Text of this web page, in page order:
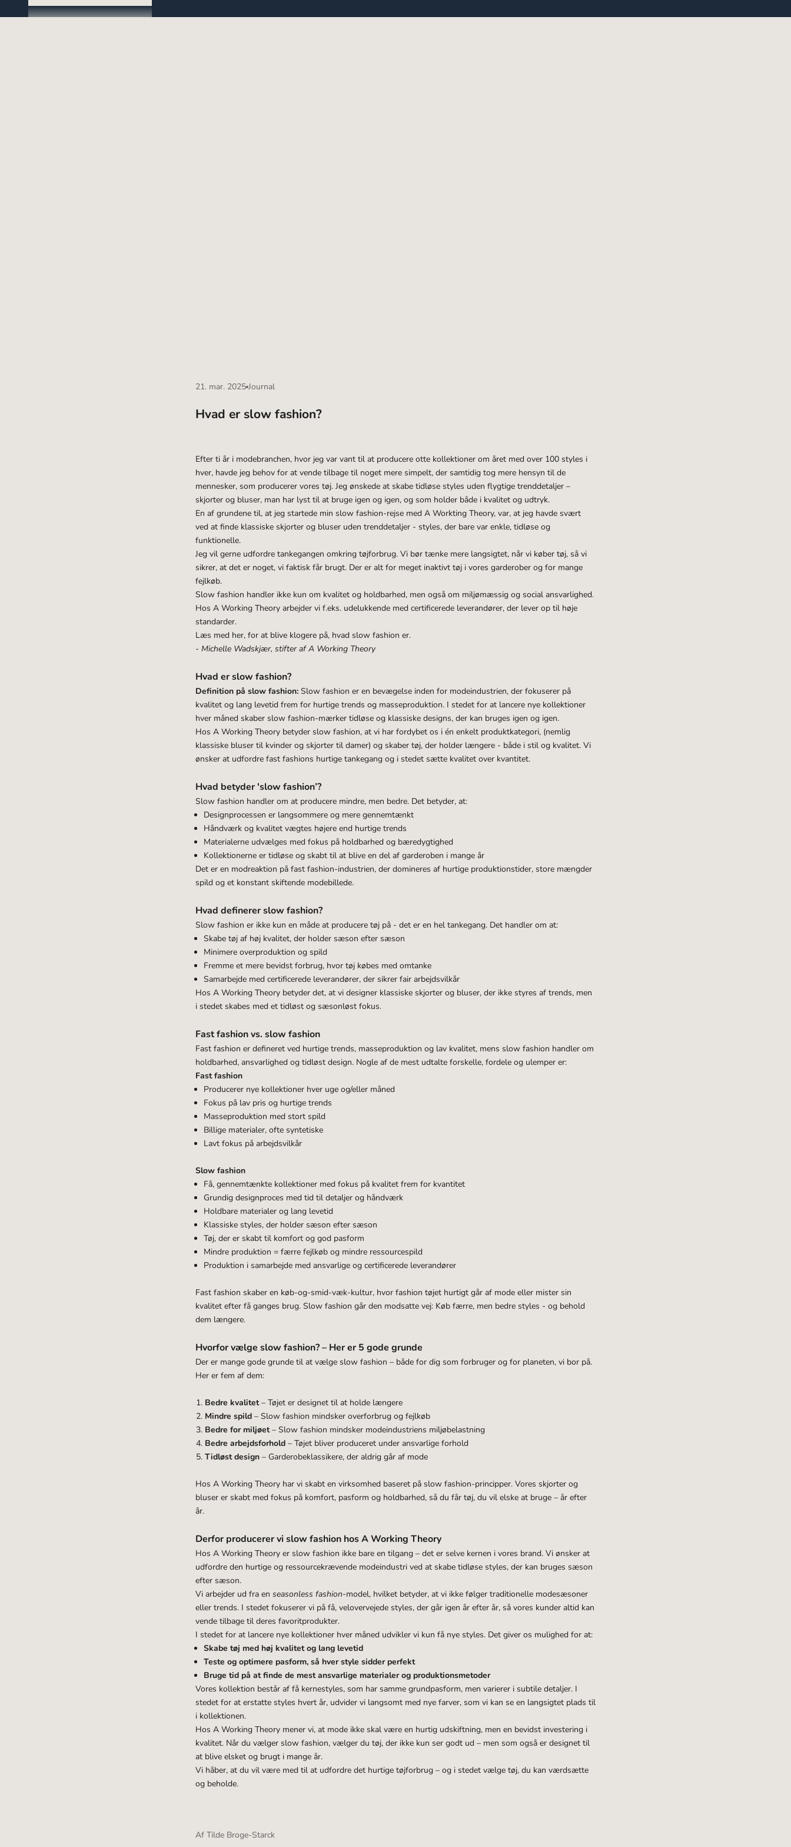
â€“
Â¡
21. mar. 2025 Journal
Hvad er slow fashion?
Efter ti år i modebranchen, hvor jeg var vant til at producere otte kollektioner om året med over 100 styles i
hver, havde jeg behov for at vende tilbage til noget mere simpelt, der samtidig tog mere hensyn til de
mennesker, som producerer vores tøj. Jeg ønskede at skabe tidløse styles uden flygtige trenddetaljer –
skjorter og bluser, man har lyst til at bruge igen og igen, og som holder både i kvalitet og udtryk.
En af grundene til, at jeg startede min slow fashion-rejse med A Workting Theory, var, at jeg havde svært
ved at finde klassiske skjorter og bluser uden trenddetaljer - styles, der bare var enkle, tidløse og
funktionelle.
Jeg vil gerne udfordre tankegangen omkring tøjforbrug. Vi bør tænke mere langsigtet, når vi køber tøj, så vi
sikrer, at det er noget, vi faktisk får brugt. Der er alt for meget inaktivt tøj i vores garderober og for mange
fejlkøb.
Slow fashion handler ikke kun om kvalitet og holdbarhed, men også om miljømæssig og social ansvarlighed.
Hos A Working Theory arbejder vi f.eks. udelukkende med certificerede leverandører, der lever op til høje
standarder.
Læs med her, for at blive klogere på, hvad slow fashion er.
- Michelle Wadskjær, stifter af A Working Theory
Hvad er slow fashion?
Definition på slow fashion: Slow fashion er en bevægelse inden for modeindustrien, der fokuserer på
kvalitet og lang levetid frem for hurtige trends og masseproduktion. I stedet for at lancere nye kollektioner
hver måned skaber slow fashion-mærker tidløse og klassiske designs, der kan bruges igen og igen.
Hos A Working Theory betyder slow fashion, at vi har fordybet os i én enkelt produktkategori, (nemlig
klassiske bluser til kvinder og skjorter til damer) og skaber tøj, der holder længere - både i stil og kvalitet. Vi
ønsker at udfordre fast fashions hurtige tankegang og i stedet sætte kvalitet over kvantitet.
Hvad betyder 'slow fashion’?
Slow fashion handler om at producere mindre, men bedre. Det betyder, at:
Designprocessen er langsommere og mere gennemtænkt
Håndværk og kvalitet vægtes højere end hurtige trends
Materialerne udvælges med fokus på holdbarhed og bæredygtighed
Kollektionerne er tidløse og skabt til at blive en del af garderoben i mange år
Det er en modreaktion på fast fashion-industrien, der domineres af hurtige produktionstider, store mængder
spild og et konstant skiftende modebillede.
Hvad definerer slow fashion?
Slow fashion er ikke kun en måde at producere tøj på - det er en hel tankegang. Det handler om at:
Skabe tøj af høj kvalitet, der holder sæson efter sæson
Minimere overproduktion og spild
Fremme et mere bevidst forbrug, hvor tøj købes med omtanke
Samarbejde med certificerede leverandører, der sikrer fair arbejdsvilkår
Hos A Working Theory betyder det, at vi designer klassiske skjorter og bluser, der ikke styres af trends, men
i stedet skabes med et tidløst og sæsonløst fokus.
Fast fashion vs. slow fashion
Fast fashion er defineret ved hurtige trends, masseproduktion og lav kvalitet, mens slow fashion handler om
holdbarhed, ansvarlighed og tidløst design. Nogle af de mest udtalte forskelle, fordele og ulemper er:
Fast fashion
Producerer nye kollektioner hver uge og/eller måned
Fokus på lav pris og hurtige trends
Masseproduktion med stort spild
Billige materialer, ofte syntetiske
Lavt fokus på arbejdsvilkår
Slow fashion
Få, gennemtænkte kollektioner med fokus på kvalitet frem for kvantitet
Grundig designproces med tid til detaljer og håndværk
Holdbare materialer og lang levetid
Klassiske styles, der holder sæson efter sæson
Tøj, der er skabt til komfort og god pasform
Mindre produktion = færre fejlkøb og mindre ressourcespild
Produktion i samarbejde med ansvarlige og certificerede leverandører
Fast fashion skaber en køb-og-smid-væk-kultur, hvor fashion tøjet hurtigt går af mode eller mister sin
kvalitet efter få ganges brug. Slow fashion går den modsatte vej: Køb færre, men bedre styles - og behold
dem længere.
Hvorfor vælge slow fashion? – Her er 5 gode grunde
Der er mange gode grunde til at vælge slow fashion – både for dig som forbruger og for planeten, vi bor på.
Her er fem af dem:
Bedre kvalitet– Tøjet er designet til at holde længere
Mindre spild – Slow fashion mindsker overforbrug og fejlkøb
Bedre for miljøet– Slow fashion mindsker modeindustriens miljøbelastning
Bedre arbejdsforhold – Tøjet bliver produceret under ansvarlige forhold
Tidløst design – Garderobeklassikere, der aldrig går af mode
Hos A Working Theory har vi skabt en virksomhed baseret på slow fashion-principper. Vores skjorter og
bluser er skabt med fokus på komfort, pasform og holdbarhed, så du får tøj, du vil elske at bruge – år efter
år.
Derfor producerer vi slow fashion hos A Working Theory
Hos A Working Theory er slow fashion ikke bare en tilgang – det er selve kernen i vores brand. Vi ønsker at
udfordre den hurtige og ressourcekrævende modeindustri ved at skabe tidløse styles, der kan bruges sæson
efter sæson.
Vi arbejder ud fra en seasonless fashion-model, hvilket betyder, at vi ikke følger traditionelle modesæsoner
eller trends. I stedet fokuserer vi på få, velovervejede styles, der går igen år efter år, så vores kunder altid kan
vende tilbage til deres favoritprodukter.
I stedet for at lancere nye kollektioner hver måned udvikler vi kun få nye styles. Det giver os mulighed for at:
Skabe tøj med høj kvalitet og lang levetid
Teste og optimere pasform, så hver style sidder perfekt
Bruge tid på at finde de mest ansvarlige materialer og produktionsmetoder
Vores kollektion består af få kernestyles, som har samme grundpasform, men varierer i subtile detaljer. I
stedet for at erstatte styles hvert år, udvider vi langsomt med nye farver, som vi kan se en langsigtet plads til
i kollektionen.
Hos A Working Theory mener vi, at mode ikke skal være en hurtig udskiftning, men en bevidst investering i
kvalitet. Når du vælger slow fashion, vælger du tøj, der ikke kun ser godt ud – men som også er designet til
at blive elsket og brugt i mange år.
Vi håber, at du vil være med til at udfordre det hurtige tøjforbrug – og i stedet vælge tøj, du kan værdsætte
og beholde.
Af Tilde Broge-Starck